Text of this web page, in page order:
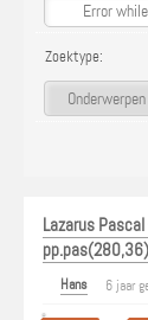
Zoektype:
Lazarus
Hans 6 jaar